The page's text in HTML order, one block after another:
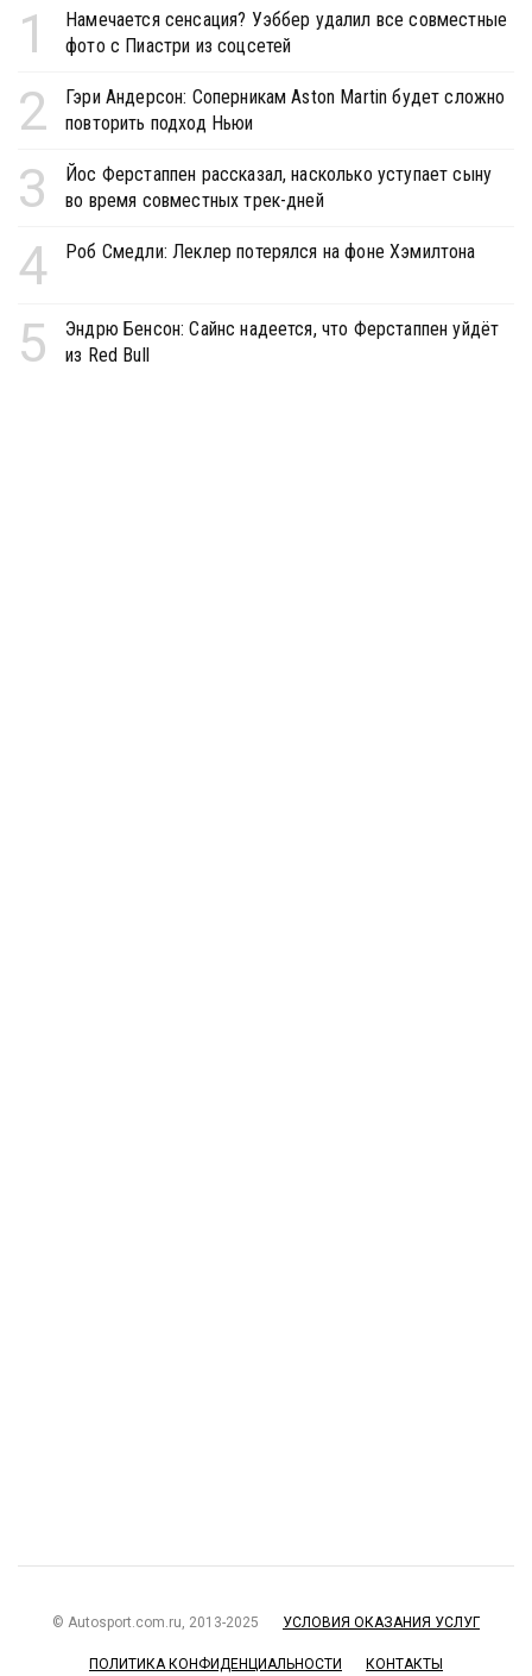
1
Намечается сенсация? Уэббер удалил все совместные
фото с Пиастри из соцсетей
2
Гэри Андерсон: Соперникам Aston Martin будет сложно
повторить подход Ньюи
3
Йос Ферстаппен рассказал, насколько уступает сыну
во время совместных трек-дней
4 Роб Смедли: Леклер потерялся на фоне Хэмилтона
5
Эндрю Бенсон: Сайнс надеется, что Ферстаппен уйдёт
из Red Bull
© Autosport.com.ru, 2013-2025 УСЛОВИЯ ОКАЗАНИЯ УСЛУГ
ПОЛИТИКА КОНФИДЕНЦИАЛЬНОСТИ КОНТАКТЫ